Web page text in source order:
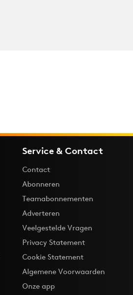
Service & Contact
Contact
Abonneren
Teamabonnementen
Adverteren
Veelgestelde Vragen
Privacy Statement
Cookie Statement
Algemene Voorwaarden
Onze app